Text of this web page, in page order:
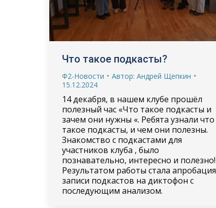
Что такое подкасты?
Ф2-Новости Автор: Андрей Щепкин
15.12.2024
14 декабря, в нашем клубе прошёл
полезный час «Что такое подкасты и
зачем они нужны «. Ребята узнали что
такое подкасты, и чем они полезны.
Знакомство с подкастами для
участников клуба , было
познавательно, интересно и полезно!
Результатом работы стала апробация
записи подкастов на диктофон с
последующим анализом.